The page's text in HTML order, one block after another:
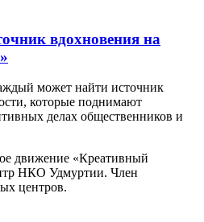
вдохновения на
может найти источник
которые поднимают
делах общественников и
движение «Креативный
НКО Удмуртии. Член
центров.